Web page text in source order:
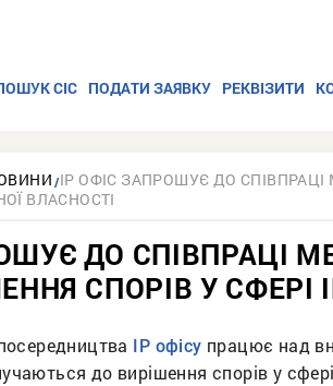
СІС ПОДАТИ ЗАЯВКУ РЕКВІЗИТИ
ІР ОФІС ЗАПРОШУЄ ДО
ВЛАСНОСТІ
ДО СПІВПРАЦІ
СПОРІВ У СФЕРІ
IP офісу працює над
до вирішення спорів у